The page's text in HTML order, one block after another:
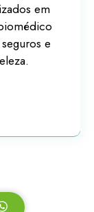
em
e